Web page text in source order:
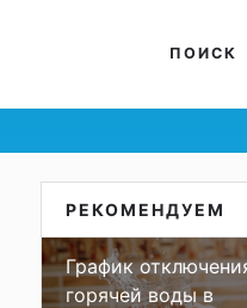
ПОИСК
РЕКОМЕНДУЕМ
График
горячей воды в